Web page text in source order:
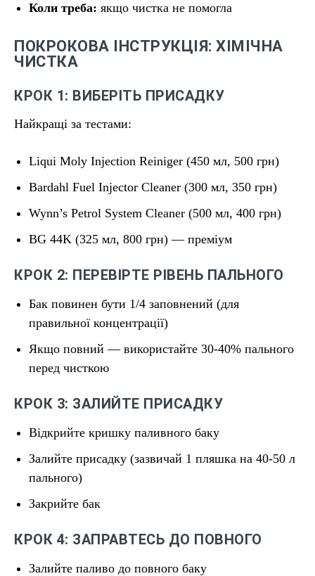
Коли треба: якщо чистка не помогла
ПОКРОКОВА ІНСТРУКЦІЯ: ХІМІЧНА
ЧИСТКА
КРОК 1: ВИБЕРІТЬ ПРИСАДКУ
Найкращі за тестами:
Liqui Moly Injection Reiniger (450 мл, 500 грн)
Bardahl Fuel Injector Cleaner (300 мл, 350 грн)
Wynn’s Petrol System Cleaner (500 мл, 400 грн)
BG 44K (325 мл, 800 грн) — преміум
КРОК 2: ПЕРЕВІРТЕ РІВЕНЬ ПАЛЬНОГО
Бак повинен бути 1/4 заповнений (для
правильної концентрації)
Якщо повний — використайте 30-40% пального
перед чисткою
КРОК 3: ЗАЛИЙТЕ ПРИСАДКУ
Відкрийте кришку паливного баку
Залийте присадку (зазвичай 1 пляшка на 40-50 л
пального)
Закрийте бак
КРОК 4: ЗАПРАВТЕСЬ ДО ПОВНОГО
Залийте паливо до повного баку